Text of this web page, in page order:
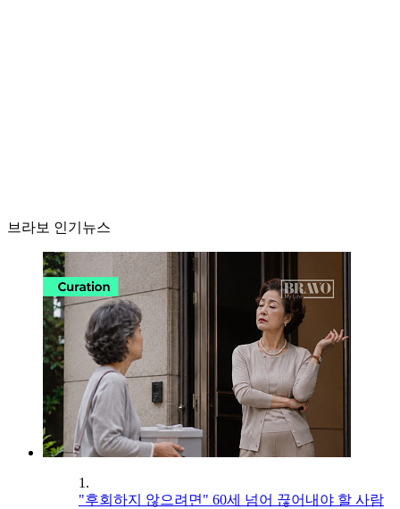
브라보 인기뉴스
1.
"후회하지 않으려면" 60세 넘어 끊어내야 할 사람